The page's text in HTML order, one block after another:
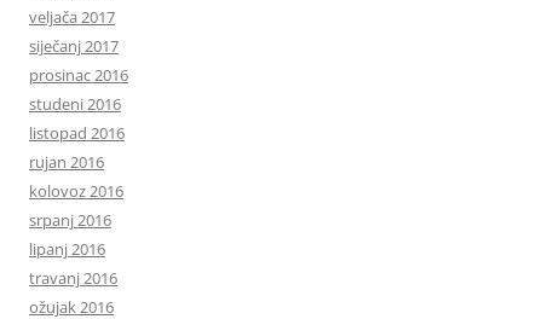
veljača 2017
siječanj 2017
prosinac 2016
studeni 2016
listopad 2016
rujan 2016
kolovoz 2016
srpanj 2016
lipanj 2016
travanj 2016
ožujak 2016